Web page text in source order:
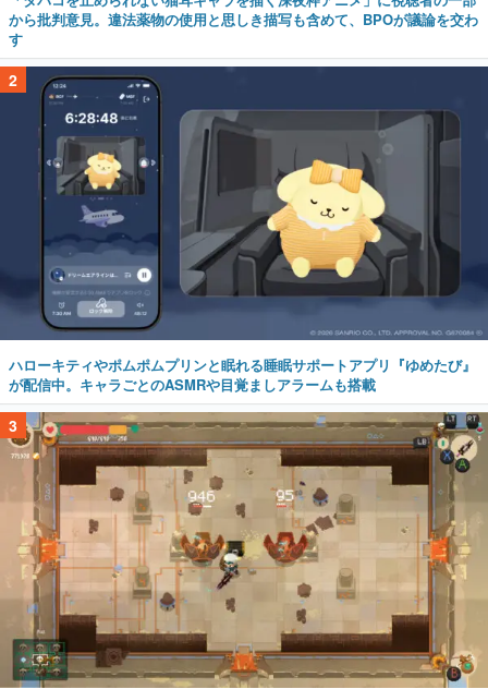
から批判意見。違法薬物の使用と思しき描写も含めて、BPOが議論を交わ
す
2
ハローキティやポムポムプリンと眠れる睡眠サポートアプリ『ゆめたび』
が配信中。キャラごとのASMRや目覚ましアラームも搭載
3